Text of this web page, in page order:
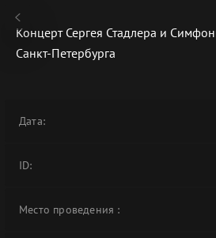
В АРХИВЕ
Концерт Сергея Стадлера и
Санкт-Петербурга
Дата:
ID:
Место проведения :